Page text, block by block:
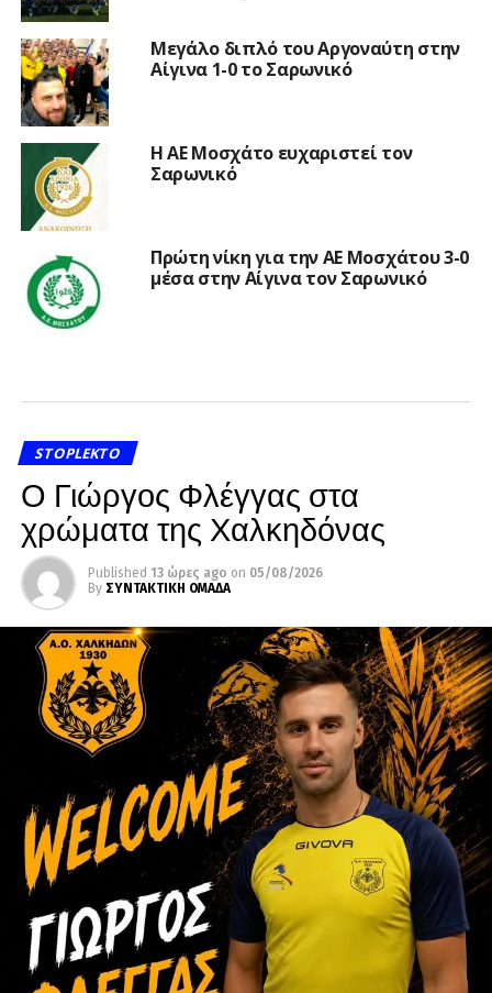
Μεγάλο διπλό του Αργοναύτη στην
Αίγινα 1-0 το Σαρωνικό
Η ΑΕ Μοσχάτο ευχαριστεί τον
Σαρωνικό
Πρώτη νίκη για την ΑΕ Μοσχάτου 3-0
μέσα στην Αίγινα τον Σαρωνικό
STOPLEKTO
Ο Γιώργος Φλέγγας στα
χρώματα της Χαλκηδόνας
Published 13 ώρες ago on 05/08/2026
By ΣΥΝΤΑΚΤΙΚΗ ΟΜΑΔΑ